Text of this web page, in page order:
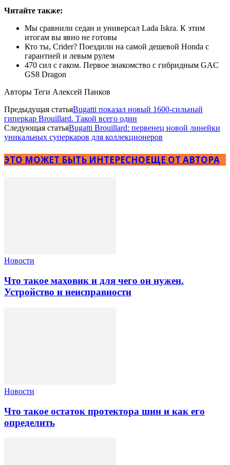
Читайте также:
Мы сравнили седан и универсал Lada Iskra. К этим
итогам вы явно не готовы
Кто ты, Crider? Поездили на самой дешевой Honda с
гарантией и левым рулем
470 сил с гаком. Первое знакомство с гибридным GAC
GS8 Dragon
Авторы Теги Алексей Панков
Предыдущая статьяBugatti показал новый 1600-сильный
гиперкар Brouillard. Такой всего один
Следующая статьяBugatti Brouillard: первенец новой линейки
уникальных суперкаров для коллекционеров
ЭТО МОЖЕТ БЫТЬ ИНТЕРЕСНОЕЩЕ ОТ АВТОРА
Новости
Что такое маховик и для чего он нужен.
Устройство и неисправности
Новости
Что такое остаток протектора шин и как его
определить